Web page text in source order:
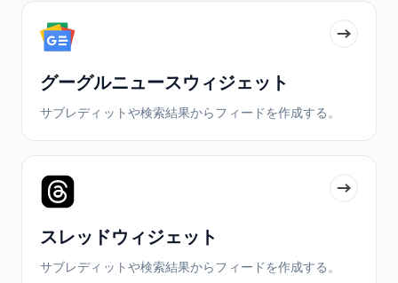
グーグルニュースウィジェット
サブレディットや検索結果からフィードを作成する。
スレッドウィジェット
サブレディットや検索結果からフィードを作成する。